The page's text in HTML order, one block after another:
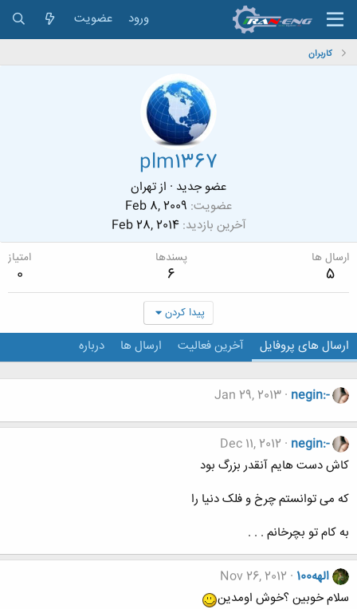
ورود عضویت
کاربران
plm1367
عضو جدید · ازتهران
عضویت Feb 8, 2009
آخرین بازدید Feb 28, 2014
ارسال ها
5
پسندها
6
امتیاز
0
پیدا کردن
ارسال های پروفایل آخرین فعالیت ارسال ها درباره
negin:-
Jan 29, 2013
negin:-
Dec 11, 2012
کاش دست هایم آنقدر بزرگ بود
که می توانستم چرخ و فلک دنیا را
به کام تو بچرخانم . . .
الهه100
Nov 26, 2012
سلام خوبین ؟خوش اومدین